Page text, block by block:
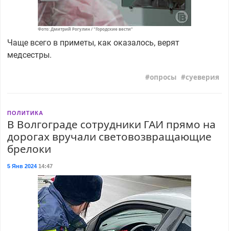
Фото: Дмитрий Рогулин / "Городские вести"
Чаще всего в приметы, как оказалось, верят
медсестры.
опросы суеверия
ПОЛИТИКА
В Волгограде сотрудники ГАИ прямо на
дорогах вручали световозвращающие
брелоки
5 Янв 202414:47